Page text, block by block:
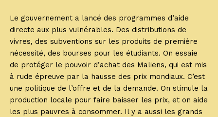
Le gouvernement a lancé des programmes d’aide
directe aux plus vulnérables. Des distributions de
vivres, des subventions sur les produits de première
nécessité, des bourses pour les étudiants. On essaie
de protéger le pouvoir d’achat des Maliens, qui est mis
à rude épreuve par la hausse des prix mondiaux. C’est
une politique de l’offre et de la demande. On stimule la
production locale pour faire baisser les prix, et on aide
les plus pauvres à consommer. Il y a aussi les grands